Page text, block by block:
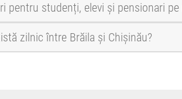
pentru studenți, elevi și pensionari
zilnic între Brăila și Chișinău?